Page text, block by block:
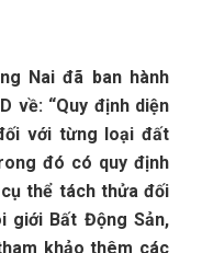
Nai đã ban hành
về: “Quy định diện
với từng loại đất
đó có quy định
thể tách thửa đối
giới Bất Động Sản,
khảo thêm các